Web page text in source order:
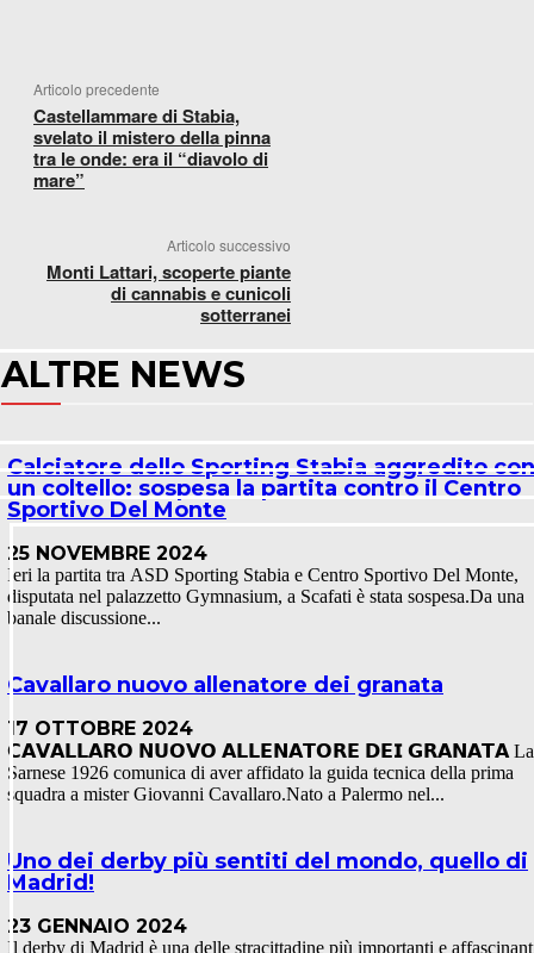
Articolo precedente
Castellammare di Stabia,
svelato il mistero della pinna
tra le onde: era il “diavolo di
mare”
Articolo successivo
Monti Lattari, scoperte piante
di cannabis e cunicoli
sotterranei
ALTRE NEWS
Calciatore dello Sporting Stabia aggredito con
un coltello: sospesa la partita contro il Centro
Sportivo Del Monte
25 NOVEMBRE 2024
Ieri la partita tra ASD Sporting Stabia e Centro Sportivo Del Monte,
disputata nel palazzetto Gymnasium, a Scafati è stata sospesa.Da una
banale discussione...
Cavallaro nuovo allenatore dei granata
17 OTTOBRE 2024
𝗖𝗔𝗩𝗔𝗟𝗟𝗔𝗥𝗢 𝗡𝗨𝗢𝗩𝗢 𝗔𝗟𝗟𝗘𝗡𝗔𝗧𝗢𝗥𝗘 𝗗𝗘𝗜 𝗚𝗥𝗔𝗡𝗔𝗧𝗔 La
Sarnese 1926 comunica di aver affidato la guida tecnica della prima
squadra a mister Giovanni Cavallaro.Nato a Palermo nel...
Uno dei derby più sentiti del mondo, quello di
Madrid!
23 GENNAIO 2024
Il derby di Madrid è una delle stracittadine più importanti e